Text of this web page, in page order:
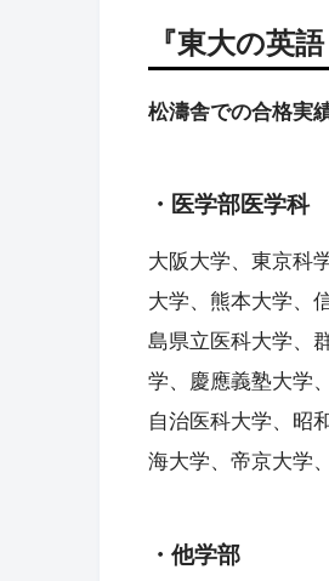
『東大の英
松濤舎での合格実
・医学部医学科
大阪大学、東京科
大学、熊本大学、
島県立医科大学、
学、慶應義塾大学
自治医科大学、昭
海大学、帝京大学
・他学部